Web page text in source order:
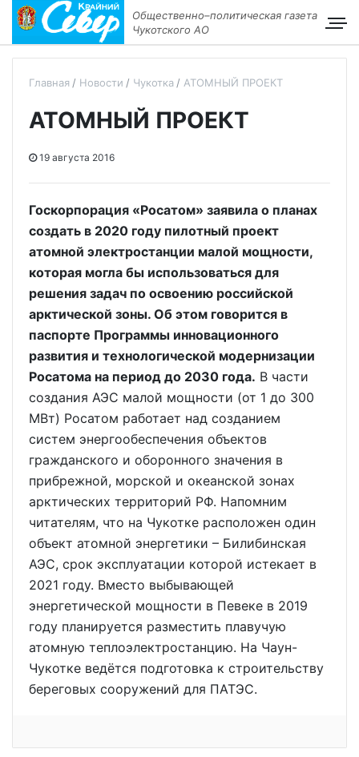
Общественно–политическая газета
Чукотского АО
Главная Новости Чукотка АТОМНЫЙ ПРОЕКТ
АТОМНЫЙ ПРОЕКТ
19 августа 2016
Госкорпорация «Росатом» заявила о планах
создать в 2020 году пилотный проект
атомной электростанции малой мощности,
которая могла бы использоваться для
решения задач по освоению российской
арктической зоны. Об этом говорится в
паспорте Программы инновационного
развития и технологической модернизации
Росатома на период до 2030 года. В части
создания АЭС малой мощности (от 1 до 300
МВт) Росатом работает над созданием
систем энергообеспечения объектов
гражданского и оборонного значения в
прибрежной, морской и океанской зонах
арктических территорий РФ. Напомним
читателям, что на Чукотке расположен один
объект атомной энергетики – Билибинская
АЭС, срок эксплуатации которой истекает в
2021 году. Вместо выбывающей
энергетической мощности в Певеке в 2019
году планируется разместить плавучую
атомную теплоэлектростанцию. На Чаун-
Чукотке ведётся подготовка к строительству
береговых сооружений для ПАТЭС.